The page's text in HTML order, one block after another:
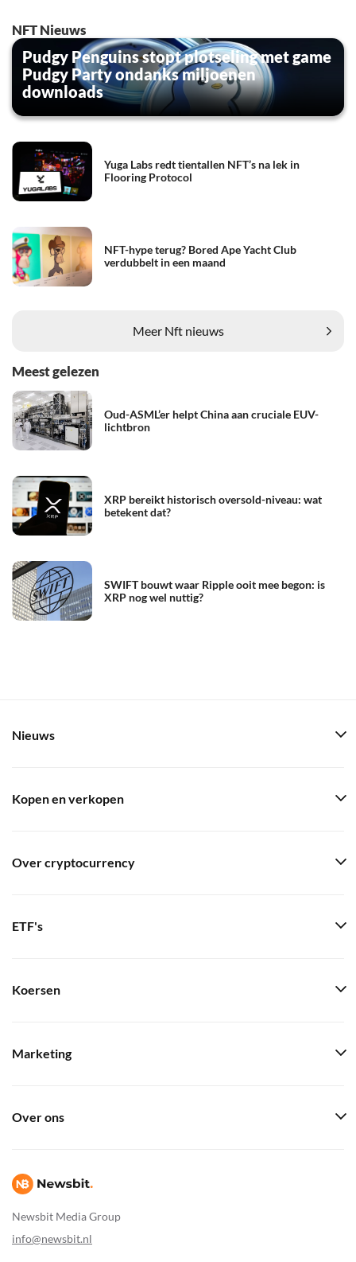
NFT Nieuws
Pudgy Penguins stopt plotseling met game
Pudgy Party ondanks miljoenen
downloads
Yuga Labs redt tientallen NFT’s na lek in
Flooring Protocol
NFT-hype terug? Bored Ape Yacht Club
verdubbelt in een maand
Meer Nft nieuws
Meest gelezen
Oud-ASML’er helpt China aan cruciale EUV-
lichtbron
XRP bereikt historisch oversold-niveau: wat
betekent dat?
SWIFT bouwt waar Ripple ooit mee begon: is
XRP nog wel nuttig?
Newsbit Media Group
info@newsbit.nl
Nieuws
Kopen en verkopen
Over cryptocurrency
ETF's
Koersen
Marketing
Over ons